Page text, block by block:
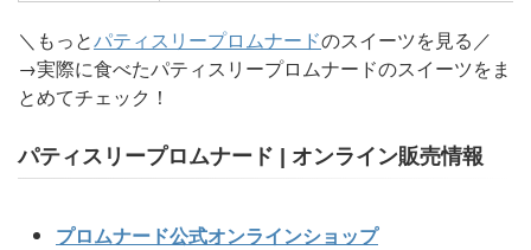
＼もっとパティスリープロムナードのスイーツを見る／
→実際に食べたパティスリープロムナードのスイーツをま
とめてチェック！
パティスリープロムナード | オンライン販売情報
プロムナード公式オンラインショップ